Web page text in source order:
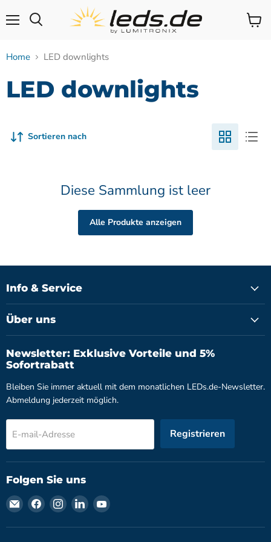
Home LED downlights
LED downlights
Sortieren nach
Diese Sammlung ist leer
Alle Produkte anzeigen
Info & Service
Über uns
Newsletter: Exklusive Vorteile und 5%
Sofortrabatt
Bleiben Sie immer aktuell mit dem monatlichen LEDs.de-Newsletter.
Abmeldung jederzeit möglich.
E-mail-Adresse Registrieren
Folgen Sie uns
Finden
Sie
uns
Finden
Sie
uns
Finden
Sie
uns
Finden
Sie
uns
Finden
uns